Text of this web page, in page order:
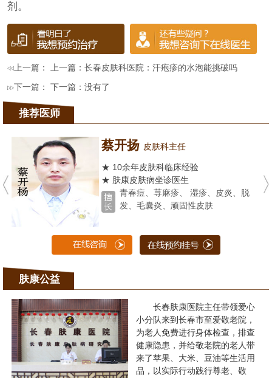
剂。
上一篇： 上一篇：长春皮肤科医院：汗疱疹的水泡能挑破吗
下一篇： 下一篇：没有了
推荐医师
蔡开扬 皮肤科主任
★ 10余年皮肤科临床经验
★ 肤康皮肤病坐诊医生
青春痘、荨麻疹、 湿疹、皮炎、脱
发、毛囊炎、顽固性皮肤
肤康公益
长春肤康医院主任带领爱心
小分队来到长春市至爱敬老院，
为老人免费进行身体检查，排查
健康隐患，并给敬老院的老人带
来了苹果、大米、豆油等生活用
品，以实际行动践行尊老、敬